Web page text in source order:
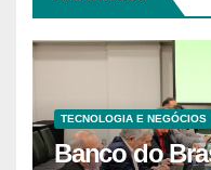
TECNOLOGIA E NEGÓCIOS
Banco do